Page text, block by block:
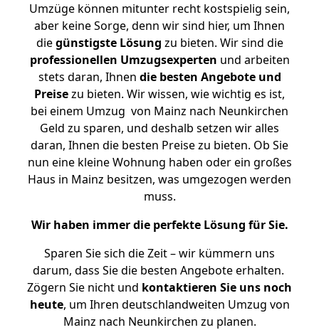
Umzüge können mitunter recht kostspielig sein,
aber keine Sorge, denn wir sind hier, um Ihnen
diegünstigste Lösung zu bieten. Wir sind die
professionellen Umzugsexperten und arbeiten
stets daran, Ihnen die besten Angebote und
Preisezu bieten. Wir wissen, wie wichtig es ist,
bei einem Umzug von Mainz nach Neunkirchen
Geld zu sparen, und deshalb setzen wir alles
daran, Ihnen die besten Preise zu bieten. Ob Sie
nun eine kleine Wohnung haben oder ein großes
Haus in Mainz besitzen, was umgezogen werden
muss.
Wir haben immer die perfekte Lösung für Sie.
Sparen Sie sich die Zeit – wir kümmern uns
darum, dass Sie die besten Angebote erhalten.
Zögern Sie nicht und kontaktieren Sie uns noch
heute, um Ihren deutschlandweiten Umzug von
Mainz nach Neunkirchen zu planen.